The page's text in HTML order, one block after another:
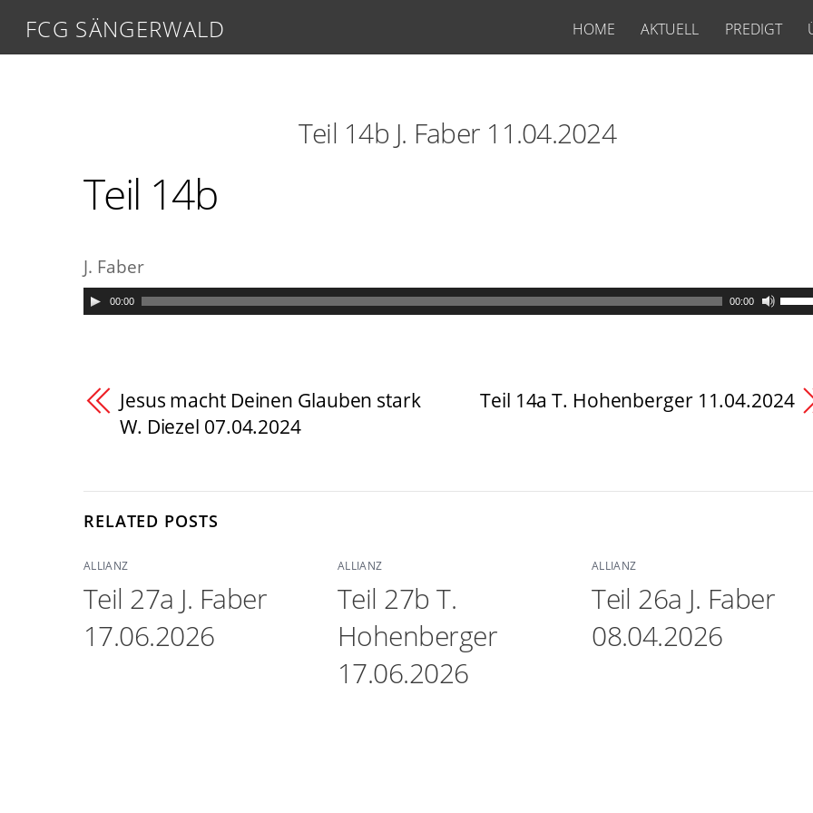
FCG SÄNGERWALD HOME AKTUELL PREDIGT
Teil 14b J. Faber 11.04.2024
Teil 14b
J. Faber
00:00 00:00
Jesus macht Deinen Glauben stark
W. Diezel 07.04.2024
Teil 14a T. Hohenberger 11.04.2024
RELATED POSTS
ALLIANZ
Teil 27a J. Faber
17.06.2026
ALLIANZ
Teil 27b T.
Hohenberger
17.06.2026
ALLIANZ
Teil 26a J. Faber
08.04.2026